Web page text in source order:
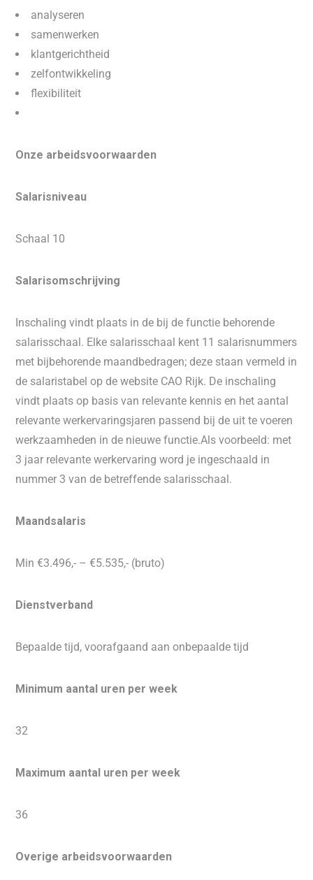
analyseren
samenwerken
klantgerichtheid
zelfontwikkeling
flexibiliteit
Onze arbeidsvoorwaarden
Salarisniveau
Schaal 10
Salarisomschrijving
Inschaling vindt plaats in de bij de functie behorende
salarisschaal. Elke salarisschaal kent 11 salarisnummers
met bijbehorende maandbedragen; deze staan vermeld in
de salaristabel op de website CAO Rijk. De inschaling
vindt plaats op basis van relevante kennis en het aantal
relevante werkervaringsjaren passend bij de uit te voeren
werkzaamheden in de nieuwe functie.Als voorbeeld: met
3 jaar relevante werkervaring word je ingeschaald in
nummer 3 van de betreffende salarisschaal.
Maandsalaris
Min €3.496,- – €5.535,- (bruto)
Dienstverband
Bepaalde tijd, voorafgaand aan onbepaalde tijd
Minimum aantal uren per week
32
Maximum aantal uren per week
36
Overige arbeidsvoorwaarden